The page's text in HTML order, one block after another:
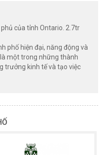
của tỉnh Ontario. 2.7tr
phố hiện đại, năng động và
một trong những thành
trưởng kinh tế và tạo việc